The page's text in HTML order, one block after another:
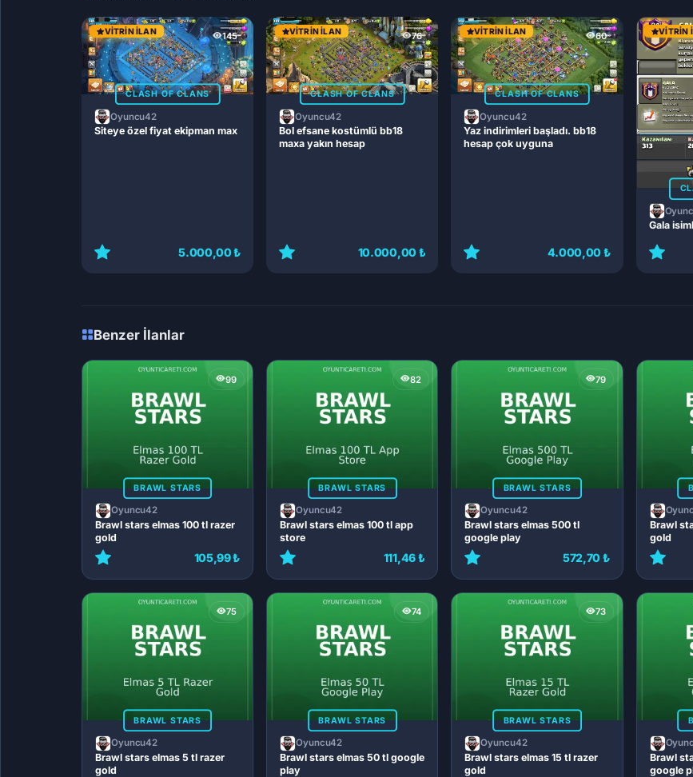
145
VITRIN İLAN
CLASH OF CLANS
Oyuncu42
Siteye özel fiyat ekipman max
5.000,00 ₺
76
VITRIN İLAN
CLASH OF CLANS
Oyuncu42
Bol efsane kostümlü bb18
maxa yakın hesap
10.000,00 ₺
60
VITRIN İLAN
CLASH OF CLANS
Oyuncu42
Yaz indirimleri başladı. bb18
hesap çok uyguna
4.000,00 ₺
VITRIN
Gala
Benzer İlanlar
99
BRAWL STARS
Oyuncu42
Brawl stars elmas 100 tl razer
gold
105,99 ₺
82
BRAWL STARS
Oyuncu42
Brawl stars elmas 100 tl app
store
111,46 ₺
79
BRAWL STARS
Oyuncu42
Brawl stars elmas 500 tl
google play
572,70 ₺
Brawl
gold
75
BRAWL STARS
Oyuncu42
Brawl stars elmas 5 tl razer
gold
74
BRAWL STARS
Oyuncu42
Brawl stars elmas 50 tl google
play
73
BRAWL STARS
Oyuncu42
Brawl stars elmas 15 tl razer
gold
Brawl
google